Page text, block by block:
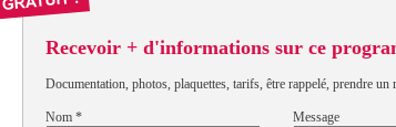
Recevoir + d'informations sur ce
Documentation, photos, plaquettes, tarifs, être rappelé, prendre un
Nom * Message